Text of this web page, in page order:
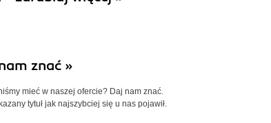
znać »
mieć w naszej ofercie? Daj nam znać.
tytuł jak najszybciej się u nas pojawił.